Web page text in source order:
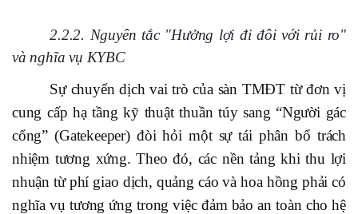
2.2.2. Nguyên tắc "Hưởng lợi đi đôi với rủi ro"
và nghĩa vụ KYBC
Sự chuyển dịch vai trò của sàn TMĐT từ đơn vị
cung cấp hạ tầng kỹ thuật thuần túy sang “Người gác
cổng” (Gatekeeper) đòi hỏi một sự tái phân bổ trách
nhiệm tương xứng. Theo đó, các nền tảng khi thu lợi
nhuận từ phí giao dịch, quảng cáo và hoa hồng phải có
nghĩa vụ tương ứng trong việc đảm bảo an toàn cho hệ